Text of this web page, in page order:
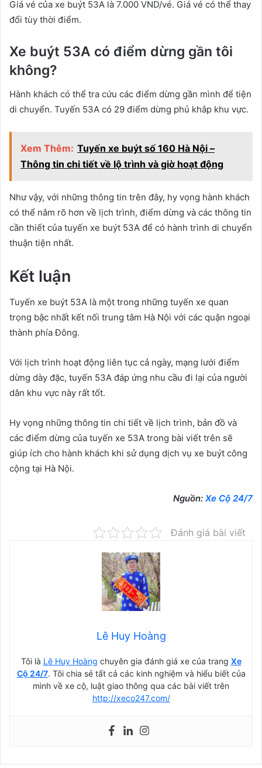
Giá vé của xe buýt 53A là 7.000 VND/vé. Giá vé có thể thay
đổi tùy thời điểm.
Xe buýt 53A có điểm dừng gần tôi
không?
Hành khách có thể tra cứu các điểm dừng gần mình để tiện
di chuyển. Tuyến 53A có 29 điểm dừng phủ khắp khu vực.
Xem Thêm: Tuyến xe buýt số 160 Hà Nội –
Thông tin chi tiết về lộ trình và giờ hoạt động
Như vậy, với những thông tin trên đây, hy vọng hành khách
có thể nắm rõ hơn về lịch trình, điểm dừng và các thông tin
cần thiết của tuyến xe buýt 53A để có hành trình di chuyển
thuận tiện nhất.
Kết luận
Tuyến xe buýt 53A là một trong những tuyến xe quan
trọng bậc nhất kết nối trung tâm Hà Nội với các quận ngoại
thành phía Đông.
Với lịch trình hoạt động liên tục cả ngày, mạng lưới điểm
dừng dày đặc, tuyến 53A đáp ứng nhu cầu đi lại của người
dân khu vực này rất tốt.
Hy vọng những thông tin chi tiết về lịch trình, bản đồ và
các điểm dừng của tuyến xe 53A trong bài viết trên sẽ
giúp ích cho hành khách khi sử dụng dịch vụ xe buýt công
cộng tại Hà Nội.
Nguồn: Xe Cộ 24/7
Đánh giá bài viết
Lê Huy Hoàng
Tôi là Lê Huy Hoàng chuyên gia đánh giá xe của trang Xe
Cộ 24/7. Tôi chia sẻ tất cả các kinh nghiệm và hiểu biết của
mình về xe cộ, luật giao thông qua các bài viết trên
http://xeco247.com/